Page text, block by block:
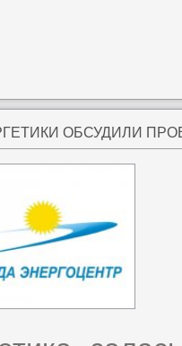
ОБСУДИЛИ